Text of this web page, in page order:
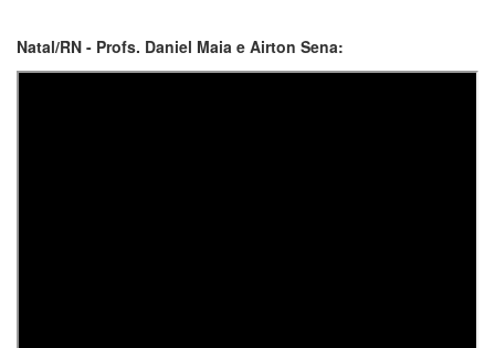
Natal/RN - Profs. Daniel Maia e Airton Sena: